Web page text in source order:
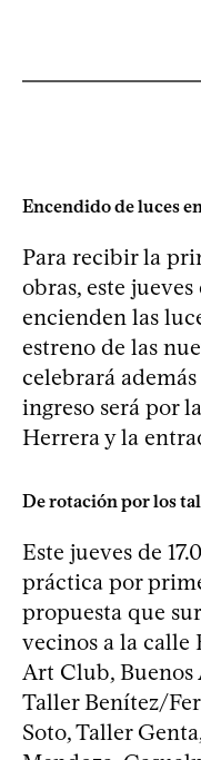
Encendido de luces
Para recibir la
obras, este jueves
encienden las
estreno de las
celebrará
ingreso será por
Herrera y la
De rotación por los
Este jueves de
práctica por
propuesta que
vecinos a la calle
Art Club, Buenos
Taller Benítez/
Soto, Taller